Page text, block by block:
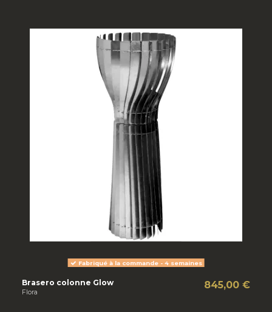
Fabriqué à la commande - 4 semaines
Brasero colonne Glow
Flora
845,00 €